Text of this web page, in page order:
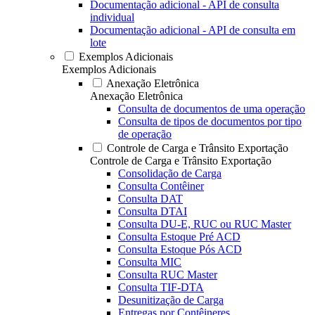
Documentação adicional - API de consulta
individual
Documentação adicional - API de consulta em
lote
Exemplos Adicionais
Exemplos Adicionais
Anexação Eletrônica
Anexação Eletrônica
Consulta de documentos de uma operação
Consulta de tipos de documentos por tipo
de operação
Controle de Carga e Trânsito Exportação
Controle de Carga e Trânsito Exportação
Consolidação de Carga
Consulta Contêiner
Consulta DAT
Consulta DTAI
Consulta DU-E, RUC ou RUC Master
Consulta Estoque Pré ACD
Consulta Estoque Pós ACD
Consulta MIC
Consulta RUC Master
Consulta TIF-DTA
Desunitização de Carga
Entregas por Contêineres